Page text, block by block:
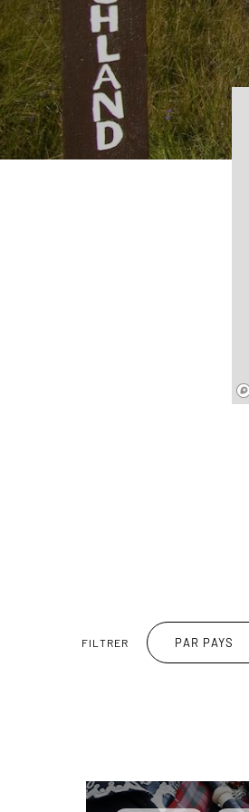
FILTRER PAR PAYS